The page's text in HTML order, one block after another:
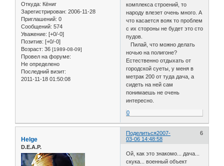
Откуда: Кёниг
Зарегистрирован: 2006-11-28
Приглашений: 0
Сообщений: 574
Уважение: [+0/-0]
Позитив: [+0/-0]
Возраст: 36 [1989-08-09]
Провел на форуме:
Не определено
Последний визит:
2011-11-18 01:50:08
комплекса строений, то
народу влезет очень много. А
что касается вояк то проблем
с их стороны не будет это сто
пудов.
Пилай, что можно делать
ночью на полигоне?
Естественно отдыхать от
городской суеты, у меня в
метрак 200 от туда дача, а
сидеть на ней сам
понимаешь не очень
интересно.
0
Поделиться 6
2007-
03-06 14:48:58
Helge
D.E.A.P.
Ой, как это знакомо... дача...
скука... военный объект